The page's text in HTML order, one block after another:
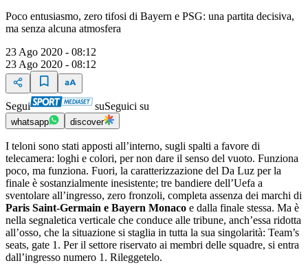
Poco entusiasmo, zero tifosi di Bayern e PSG: una partita decisiva,
ma senza alcuna atmosfera
23 Ago 2020 - 08:12
23 Ago 2020 - 08:12
Segui suSeguici su
whatsapp discover
I teloni sono stati apposti all’interno, sugli spalti a favore di
telecamera: loghi e colori, per non dare il senso del vuoto. Funziona
poco, ma funziona. Fuori, la caratterizzazione del Da Luz per la
finale è sostanzialmente inesistente; tre bandiere dell’Uefa a
sventolare all’ingresso, zero fronzoli, completa assenza dei marchi di
Paris Saint-Germain e Bayern Monaco e dalla finale stessa. Ma è
nella segnaletica verticale che conduce alle tribune, anch’essa ridotta
all’osso, che la situazione si staglia in tutta la sua singolarità: Team’s
seats, gate 1. Per il settore riservato ai membri delle squadre, si entra
dall’ingresso numero 1. Rileggetelo.